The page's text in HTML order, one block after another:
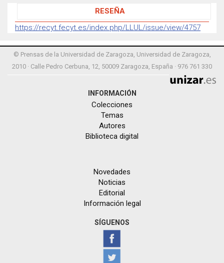
RESEÑA
https://recyt.fecyt.es/index.php/LLUL/issue/view/4757
© Prensas de la Universidad de Zaragoza, Universidad de Zaragoza,
2010 · Calle Pedro Cerbuna, 12, 50009 Zaragoza, España · 976 761 330
INFORMACIÓN
Colecciones
Temas
Autores
Biblioteca digital
Novedades
Noticias
Editorial
Información legal
SÍGUENOS